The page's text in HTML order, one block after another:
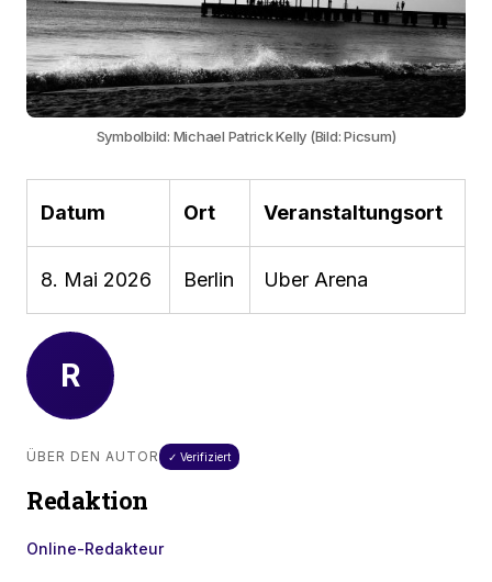
Symbolbild: Michael Patrick Kelly (Bild: Picsum)
Datum Ort Veranstaltungsort
8. Mai 2026 Berlin Uber Arena
R
ÜBER DEN AUTOR ✓ Verifiziert
Redaktion
Online-Redakteur